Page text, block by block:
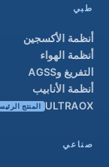
طبي
أنظمة الأكسجين
أنظمة الهواء
التفريغ وAGSS
أنظمة الأنابيب
ULTRAOX
المنتج الرئيسي
صناعي